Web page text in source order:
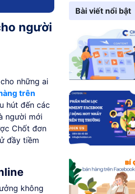
người
những ai
trên
hút đến các
người mới
Chốt đơn
đầy tiềm
không
Bài viết nổi bật